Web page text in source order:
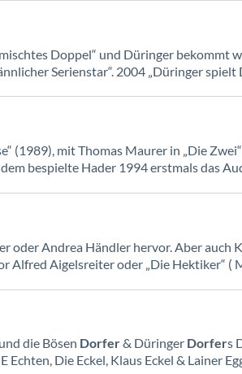
Doppel“ und Düringer bekommt
Serienstar“. 2004 „Düringer spielt
(1989), mit Thomas Maurer in „Die
bespielte Hader 1994 erstmals das
oder Andrea Händler hervor. Aber auch
Alfred Aigelsreiter oder „Die Hektiker“ (
die Bösen Dorfer& Düringer Dorfers
Echten, Die Eckel, Klaus Eckel & Lainer